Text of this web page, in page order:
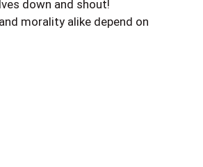
down and shout!
morality alike depend on